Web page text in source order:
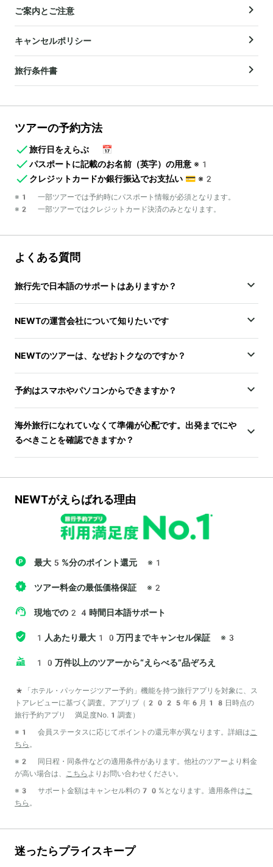
ご案内とご注意
キャンセルポリシー
旅行条件書
ツアーの予約方法
旅行日をえらぶ
📅
パスポートに記載のお名前（英字）の用意 ※1
クレジットカードか銀行振込でお支払い 💳 ※2
※1 一部ツアーでは予約時にパスポート情報が必須となります。
※2 一部ツアーではクレジットカード決済のみとなります。
よくある質問
旅行先で日本語のサポートはありますか？
NEWTの運営会社について知りたいです
NEWTのツアーは、なぜおトクなのですか？
予約はスマホやパソコンからできますか？
海外旅行になれていなくて準備が心配です。出発までにや
るべきことを確認できますか？
NEWTがえらばれる理由
最大5%分のポイント還元 ※1
ツアー料金の最低価格保証 ※2
現地での24時間日本語サポート
1人あたり最大10万円までキャンセル保証 ※3
10万件以上のツアーから“えらべる”品ぞろえ
*「ホテル・パッケージツアー予約」機能を持つ旅行アプリを対象に、ス
トアレビューに基づく調査。アプリブ（2025年6月18日時点の
旅行予約アプリ 満足度No.1調査）
※1 会員ステータスに応じてポイントの還元率が異なります。詳細はこ
ちら 。
※2 同日程・同条件などの適用条件があります。他社のツアーより料金
が高い場合は、 こちら よりお問い合わせください。
※3 サポート金額はキャンセル料の70%となります。適用条件はこ
ちら 。
迷ったらプライスキープ